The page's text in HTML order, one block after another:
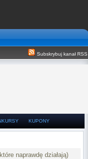
Subskrybuj kanał RSS
KUPONY
naprawdę działają)